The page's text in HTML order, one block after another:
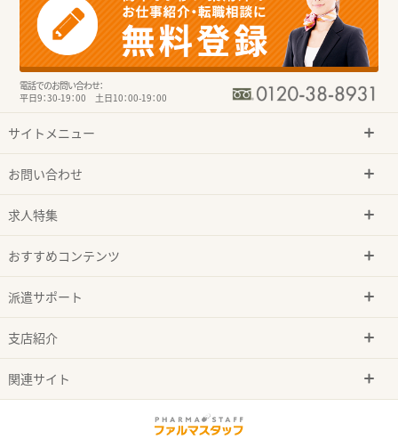
電話でのお問い合わせ：
平日9：30-19：00 土日10：00-19：00
サイトメニュー
お問い合わせ
求人特集
おすすめコンテンツ
派遣サポート
支店紹介
関連サイト